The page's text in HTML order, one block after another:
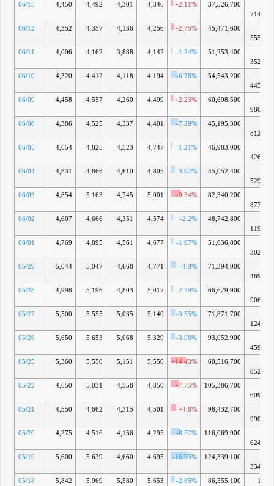
06/15
4,450 4,492 4,301 4,346 +2.11% 37,526,700
7149億
06/12
4,352 4,357 4,136 4,256 +2.75% 45,471,600
5551億
06/11
4,006 4,162 3,888 4,142 -1.24% 51,253,400
3527億
06/10
4,320 4,412 4,118 4,194 -6.78% 54,543,200
4451億
06/09
4,458 4,557 4,260 4,499 +2.23% 60,698,500
9865億
06/08
4,386 4,525 4,337 4,401 -7.29% 45,195,300
8125億
06/05
4,654 4,825 4,523 4,747 -1.21% 46,983,000
4267億
06/04
4,831 4,866 4,610 4,805 -3.92% 45,052,400
5297億
06/03
4,854 5,163 4,745 5,001 +9.34% 82,340,200
8776億
06/02
4,607 4,666 4,351 4,574 -2.2% 48,742,800
1196億
06/01
4,769 4,895 4,561 4,677 -1.97% 51,636,800
3025億
05/29
5,044 5,047 4,668 4,771 -4.9% 71,394,000
4693億
05/28
4,998 5,196 4,803 5,017 -2.39% 66,629,900
9060億
05/27
5,500 5,555 5,035 5,140 -3.55% 71,871,700
1244億
05/26
5,650 5,653 5,068 5,329 -3.98% 93,052,900
4599億
05/25
5,360 5,550 5,151 5,550 +14.43% 60,516,700
8522億
05/22
4,650 5,031 4,558 4,850 +7.75% 105,386,700
6096億
05/21
4,550 4,662 4,315 4,501 +4.8% 98,432,700
9900億
05/20
4,275 4,516 4,156 4,295 -8.52% 116,069,900
6244億
05/19
5,600 5,639 4,660 4,695 -16.95% 124,339,100
3344億
05/18
5,842 5,969 5,580 5,653 -2.85% 86,555,100
10兆